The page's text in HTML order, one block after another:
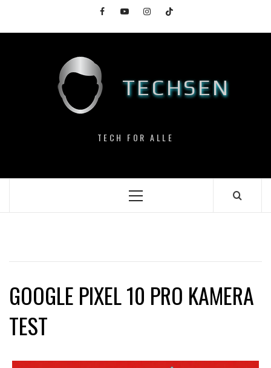
content
FacebookYouTubeInstagramTikTok
TECHSEN
TECH FOR ALLE
Primary
GOOGLE PIXEL 10 PRO KAMERA
TEST